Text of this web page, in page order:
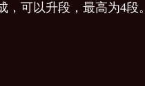
可以升段，最高为4段。